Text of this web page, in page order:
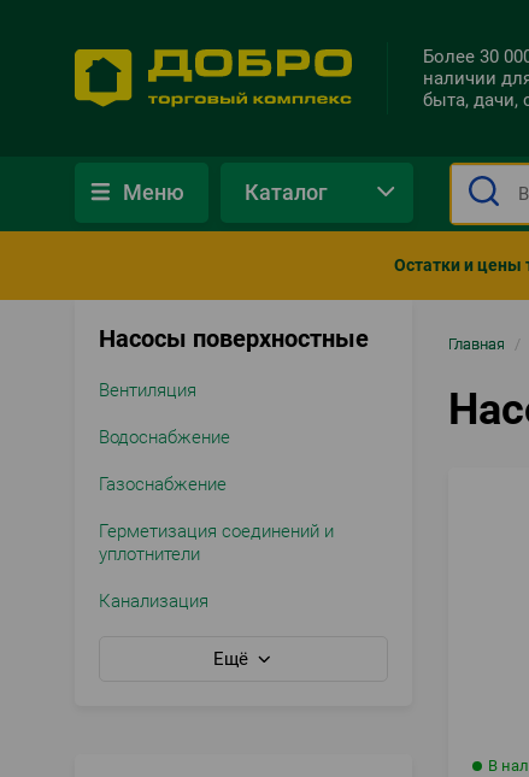
Более 30
наличии
быта, дачи,
Меню Каталог
Остатки и цены
Насосы поверхностные
Вентиляция
Водоснабжение
Газоснабжение
Герметизация соединений и
уплотнители
Канализация
Ещё
Главная /
В